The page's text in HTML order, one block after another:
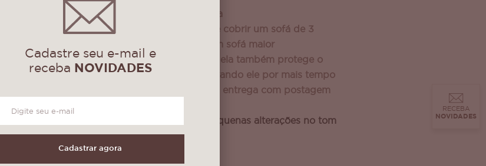
da
e
Trama fechadinha
Essa manta pode cobrir um sofá de 3
lugares e também sofá maior
Além de decorar ela também protege o
seu sofá, conservando ele por mais tempo
Produto á pronta entrega com postagem
Podem sofrer pequenas alterações no tom
da cor!!
Cadastre seu e-mail e
receba NOVIDADES
Cadastrar agora
RECEBA
NOVIDADES